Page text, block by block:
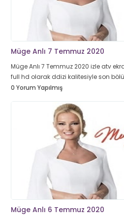
Müge Anlı 7 Temmuz 2020
Müge Anlı 7 Temmuz 2020 izle atv
full hd olarak ddizi kalitesiyle son
0 Yorum Yapılmış
Müge Anlı 6 Temmuz 2020